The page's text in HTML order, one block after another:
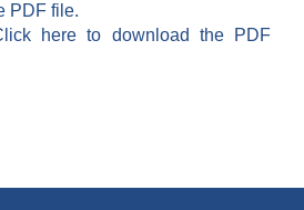
PDF file.
here to download the PDF